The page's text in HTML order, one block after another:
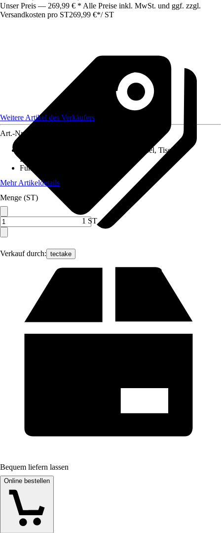
Unser Preis — 269,99 € * Alle Preise inkl. MwSt. und ggf. zzgl.
Versandkosten pro ST269,99 €*/ ST
Verkauf durch: tectake
Weitere Artikel des Verkäufers
Art.-Nr.
Hocker, Sessel, Tisch, 2x
Eckmodule
Funktionen
Mehr Artikeldetails
Menge (ST)
1 ST
Bequem liefern lassen
Online bestellen